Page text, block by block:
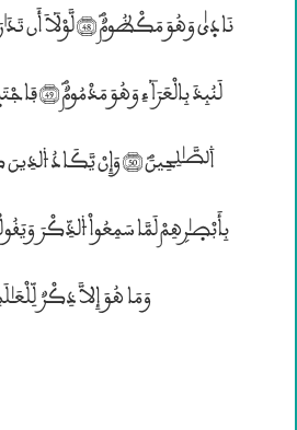
نَادۭيٰ وَهُوَ مَكْظُومٌؐ
لَنُبِذَ
۰ڤصَّـٰڤِحِينَؐ
وَمَا هُوَ إِلاَّ ذِكْرٌ